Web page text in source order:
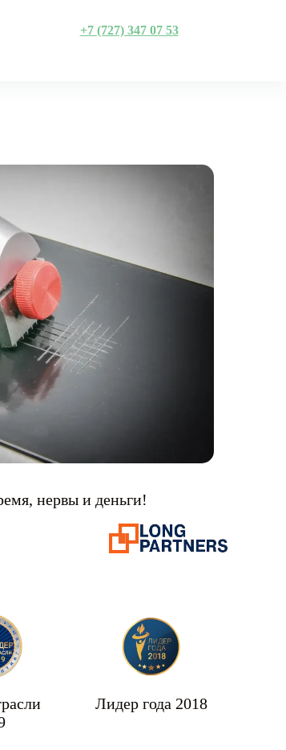
+7 (727) 347 07 53
нервы и деньги!
Лидер года 2018